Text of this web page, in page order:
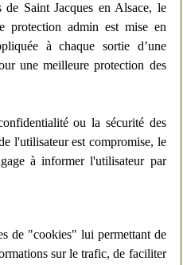
Saint Jacques en Alsace, le
protection admin est mise en
à chaque sortie d’une
une meilleure protection des
ou la sécurité des
l'utilisateur est compromise, le
à informer l'utilisateur par
de "cookies" lui permettant de
sur le trafic, de faciliter